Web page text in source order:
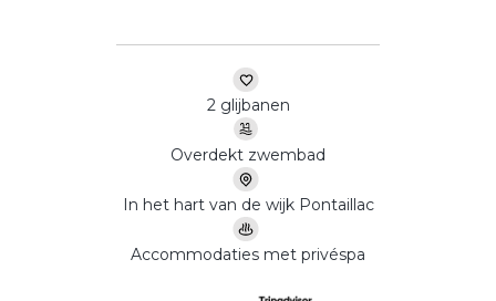
2 glijbanen
Overdekt zwembad
In het hart van de wijk Pontaillac
Accommodaties met privéspa